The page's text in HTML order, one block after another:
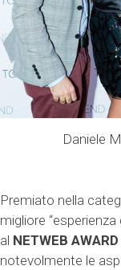
Daniele
Premiato nella
migliore
al NETWEB
notevolmente le